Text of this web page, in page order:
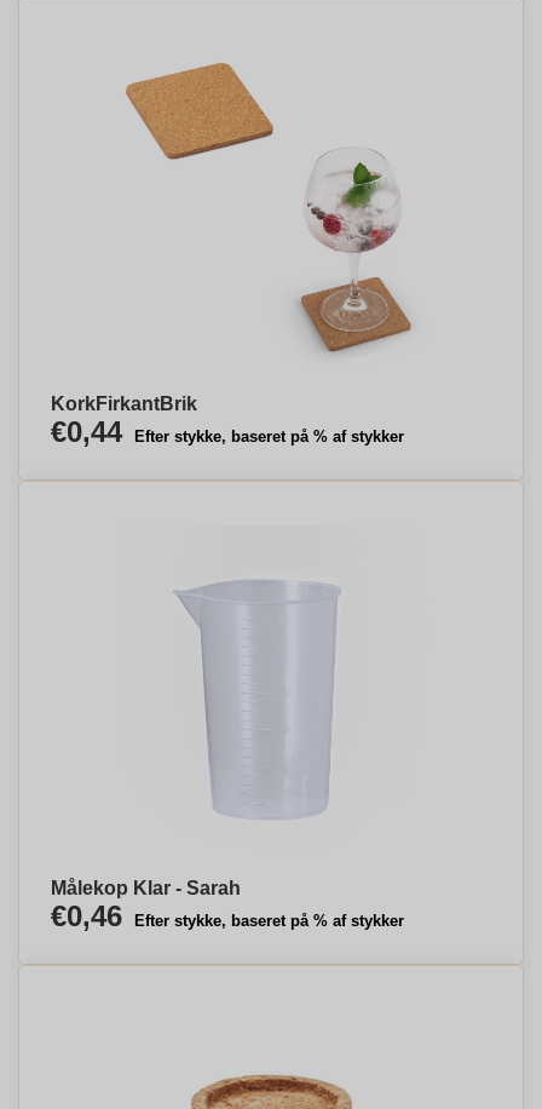
KorkFirkantBrik
€0,44 Efter stykke, baseret på % af stykker
Målekop Klar - Sarah
€0,46 Efter stykke, baseret på % af stykker